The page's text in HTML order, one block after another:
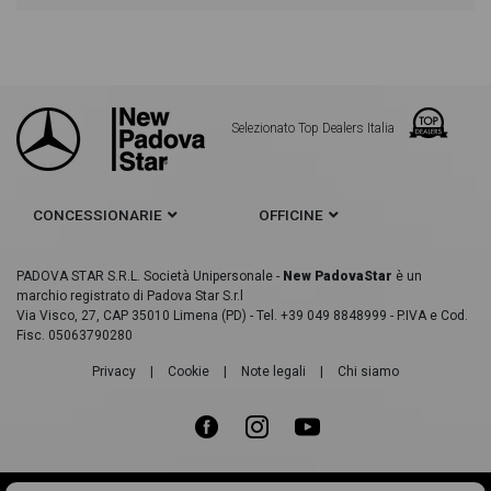
4matic+ auto troverai anche il listino prezzi,
Selezionato Top Dealers Italia
CONCESSIONARIE OFFICINE
PADOVA STAR S.R.L. Società Unipersonale - New PadovaStar è un
marchio registrato di Padova Star S.r.l
Via Visco, 27, CAP 35010 Limena (PD) - Tel. +39 049 8848999 - P.IVA e Cod.
Fisc. 05063790280
Privacy | Cookie | Note legali | Chi siamo